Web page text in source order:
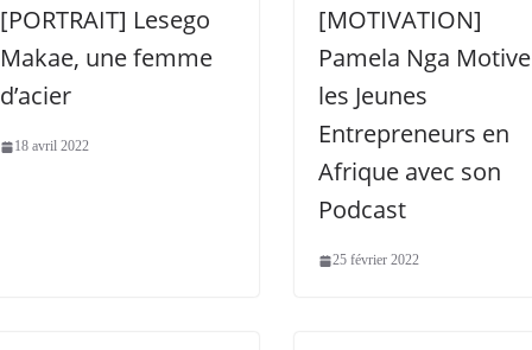
[PORTRAIT] Lesego
Makae, une femme
d’acier
18 avril 2022
[MOTIVATION]
Pamela Nga Motive
les Jeunes
Entrepreneurs en
Afrique avec son
Podcast
25 février 2022